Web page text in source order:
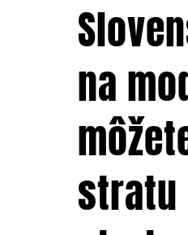
na
stratu